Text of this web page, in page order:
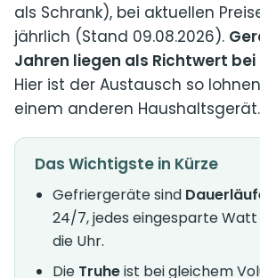
als Schrank), bei aktuellen
jährlich (Stand 09.08.2026).
Jahren liegen als Richtwert bei
Hier ist der Austausch so
einem anderen Haushaltsgerät.
Das Wichtigste in Kürze
Gefriergeräte sind
24/7, jedes eingesparte
die Uhr.
Die Truheist bei gleichem